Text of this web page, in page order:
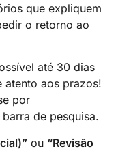
que expliquem
o retorno ao
até 30 dias
atento aos prazos!
por
barra de pesquisa.
ou “Revisão